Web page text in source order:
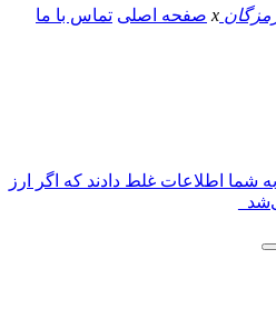
x صفحه اصلی تماس با ما
شما اطلاعات غلط دادند که اگر ارز